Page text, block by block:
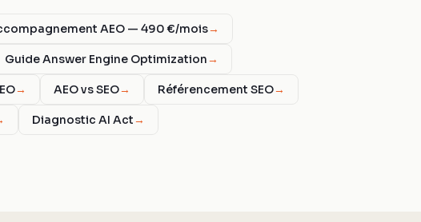
AEO — 490 €/mois→
Guide Answer Engine Optimization→
→ AEO vs SEO→ Référencement SEO→
Diagnostic AI Act→